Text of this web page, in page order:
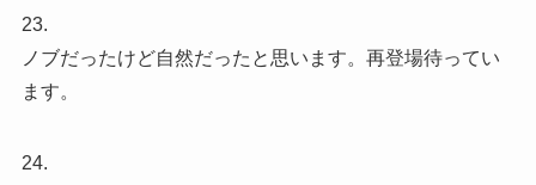
23.
ノブだったけど自然だったと思います。再登場待ってい
ます。
24.